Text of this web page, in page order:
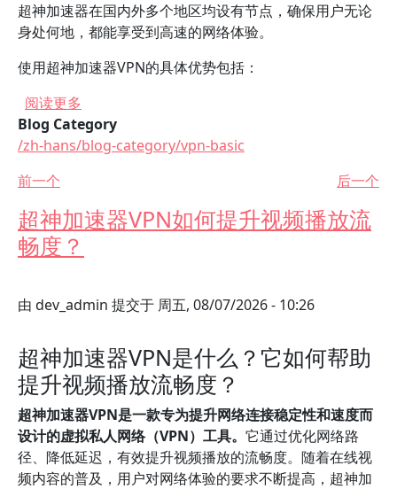
超神加速器在国内外多个地区均设有节点，确保用户无论
身处何地，都能享受到高速的网络体验。
使用超神加速器VPN的具体优势包括：
阅读更多
Blog Category
/zh-hans/blog-category/vpn-basic
前一个
后一个
超神加速器VPN如何提升视频播放流
畅度？
由 dev_admin 提交于 周五, 08/07/2026 - 10:26
超神加速器VPN是什么？它如何帮助
提升视频播放流畅度？
超神加速器VPN是一款专为提升网络连接稳定性和速度而
设计的虚拟私人网络（VPN）工具。 它通过优化网络路
径、降低延迟，有效提升视频播放的流畅度。随着在线视
频内容的普及，用户对网络体验的要求不断提高，超神加